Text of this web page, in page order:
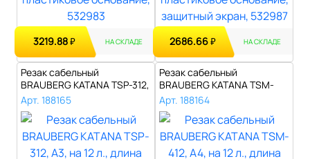
3219.88₽ НА СКЛАДЕ 2686.66₽ НА СКЛАДЕ
Резак сабельный
BRAUBERG KATANA TSP-312,
А3, на 12 л., ..
Арт. 188165
Резак сабельный
BRAUBERG KATANA TSM-
412, А4, на 12 л., ..
Арт. 188164